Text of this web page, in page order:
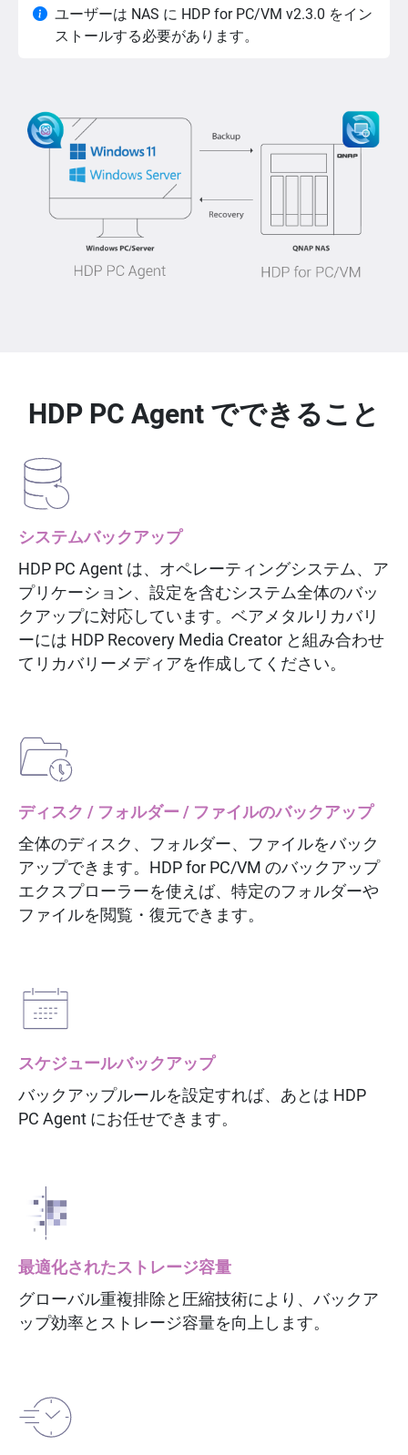
ユーザーは NAS に HDP for PC/VM v2.3.0 をイン
ストールする必要があります。
HDP PC Agent でできること
システムバックアップ
HDP PC Agent は、オペレーティングシステム、ア
プリケーション、設定を含むシステム全体のバッ
クアップに対応しています。ベアメタルリカバリ
ーには HDP Recovery Media Creator と組み合わせ
てリカバリーメディアを作成してください。
ディスク / フォルダー / ファイルのバックアップ
全体のディスク、フォルダー、ファイルをバック
アップできます。HDP for PC/VM のバックアップ
エクスプローラーを使えば、特定のフォルダーや
ファイルを閲覧・復元できます。
スケジュールバックアップ
バックアップルールを設定すれば、あとは HDP
PC Agent にお任せできます。
最適化されたストレージ容量
グローバル重複排除と圧縮技術により、バックア
ップ効率とストレージ容量を向上します。